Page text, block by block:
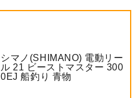
シマノ(SHIMANO) 電動リー
ル 21 ビーストマスター 300
0EJ 船釣り 青物